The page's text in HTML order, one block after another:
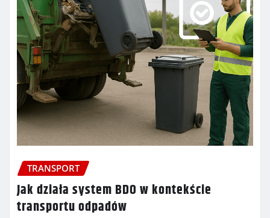
TRANSPORT
Jak działa system BDO w kontekście
transportu odpadów